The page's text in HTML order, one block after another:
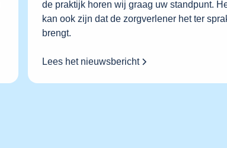
de praktijk horen wij graag uw standpunt.
kan ook zijn dat de zorgverlener het ter
brengt.
Lees het nieuwsbericht